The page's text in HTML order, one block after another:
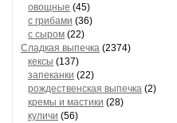
овощные (45)
с грибами (36)
с сыром (22)
Сладкая выпечка (2374)
кексы (137)
запеканки (22)
рождественская выпечка (2)
кремы и мастики (28)
куличи (56)